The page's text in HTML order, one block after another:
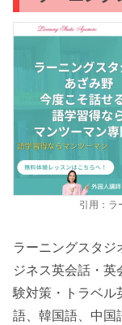
引用：ラ
ラーニングスタジ
ジネス英会話・
験対策・トラベル
語、韓国語、中国